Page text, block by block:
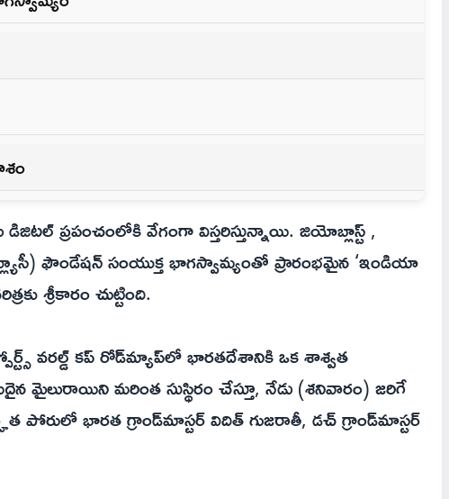
ప్రపంచంలోకి వేగంగా విస్తరిస్తున్నాయి. జియోబ్లాస్ట్ ,
ఫౌండేషన్ సంయుక్త భాగస్వామ్యంతో ప్రారంభమైన ‘ఇండియా
శ్రీకారం చుట్టింది.
వరల్డ్ కప్ రోడ్‌మ్యాప్‌లో భారతదేశానికి ఒక శాశ్వత
మైలురాయిని మరింత సుస్థిరం చేస్తూ, నేడు (శనివారం) జరిగే
పోరులో భారత గ్రాండ్‌మాస్టర్ విదిత్ గుజరాతీ, డచ్ గ్రాండ్‌మాస్టర్